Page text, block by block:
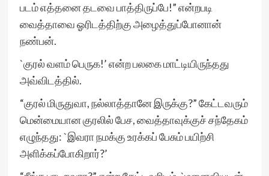
படம் எத்தனை தடவை பாத்திருப்பே!” என்றபடி
வைத்தாவை ஓரிடத்திற்கு அழைத்துப்போனான்
நண்பன்.
`குரல் வளம் பெருக!’ என்ற பலகை மாட்டியிருந்தது
அவ்விடத்தில்.
“குரல் மிருதுவா, நல்லாத்தானே இருக்கு?” கேட்டவரும்
மென்மையான குரலில் பேச, வைத்தாவுக்குச் சந்தேகம்
எழுந்தது: `இவரா நமக்கு உரக்கப் பேசும் பயிற்சி
அளிக்கப்போகிறார்?’